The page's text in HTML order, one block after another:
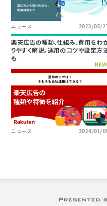
ニュース 2023/05/
楽天広告の種類、仕組み、費用をわ
りやすく解説。運用のコツや設定方
も
ニュース 2024/01/